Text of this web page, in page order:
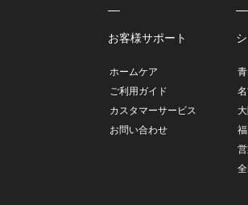
お客様サポート
ホームケア
ご利用ガイド
カスタマーサービス
お問い合わせ